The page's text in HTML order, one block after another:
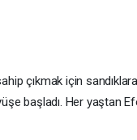
çıkmak için
başladı. Her yaştan